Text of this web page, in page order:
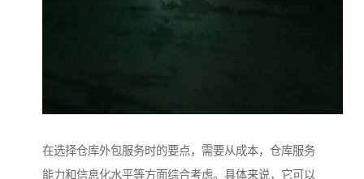
在选择仓库外包服务时的要点，需要从成本，仓库服务
能力和信息化水平等方面综合考虑。具体来说，它可以